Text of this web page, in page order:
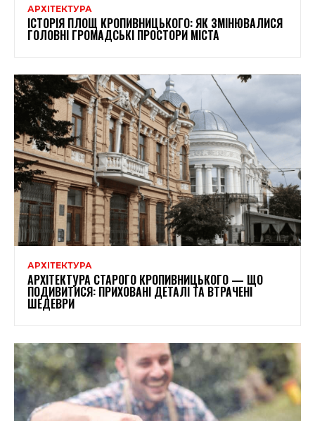
АРХІТЕКТУРА
ІСТОРІЯ ПЛОЩ КРОПИВНИЦЬКОГО: ЯК ЗМІНЮВАЛИСЯ
ГОЛОВНІ ГРОМАДСЬКІ ПРОСТОРИ МІСТА
АРХІТЕКТУРА
АРХІТЕКТУРА СТАРОГО КРОПИВНИЦЬКОГО — ЩО
ПОДИВИТИСЯ: ПРИХОВАНІ ДЕТАЛІ ТА ВТРАЧЕНІ
ШЕДЕВРИ